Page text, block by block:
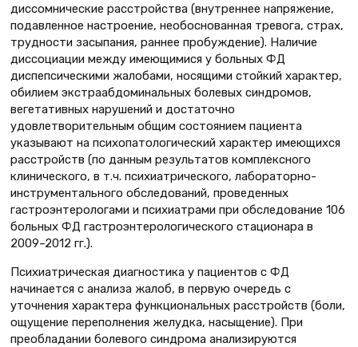
диссомнические расстройства (внутреннее напряжение,
подавленное настроение, необоснованная тревога, страх,
трудности засыпания, раннее пробуждение). Наличие
диссоциации между имеющимися у больных ФД
диспепсическими жалобами, носящими стойкий характер,
обилием экстраабдоминальных болевых синдромов,
вегетативных нарушений и достаточно
удовлетворительным общим состоянием пациента
указывают на психопатологический характер имеющихся
расстройств (по данным результатов комплексного
клинического, в т.ч. психиатрического, лабораторно-
инструментального обследований, проведенных
гастроэнтерологами и психиатрами при обследование 106
больных ФД гастроэнтерологического стационара в
2009–2012 гг.).
Психиатрическая диагностика у пациентов с ФД
начинается с анализа жалоб, в первую очередь с
уточнения характера функциональных расстройств (боли,
ощущение переполнения желудка, насыщение). При
преобладании болевого синдрома анализируются